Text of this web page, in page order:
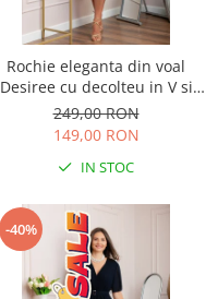
Rochie eleganta din voal
Desiree cu decolteu in V si
curea - Turcoaz aqua
249,00 RON
149,00 RON
IN STOC
-40%